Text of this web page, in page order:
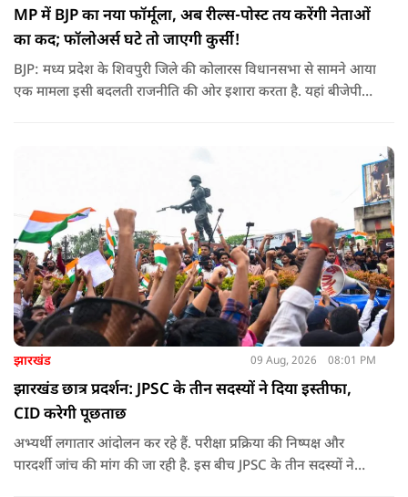
MP में BJP का नया फॉर्मूला, अब रील्स-पोस्ट तय करेंगी नेताओं
का कद; फॉलोअर्स घटे तो जाएगी कुर्सी!
BJP: मध्य प्रदेश के शिवपुरी जिले की कोलारस विधानसभा से सामने आया
एक मामला इसी बदलती राजनीति की ओर इशारा करता है. यहां बीजेपी
झारखंड 09 Aug, 2026 08:01 PM
झारखंड छात्र प्रदर्शन: JPSC के तीन सदस्यों ने दिया इस्तीफा,
CID करेगी पूछताछ
अभ्यर्थी लगातार आंदोलन कर रहे हैं. परीक्षा प्रक्रिया की निष्पक्ष और
पारदर्शी जांच की मांग की जा रही है. इस बीच JPSC के तीन सदस्यों ने